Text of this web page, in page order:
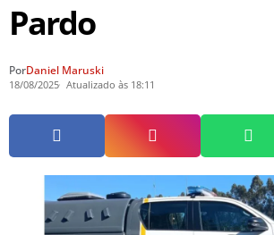
Pardo
PorDaniel Maruski
18/08/2025 Atualizado às 18:11